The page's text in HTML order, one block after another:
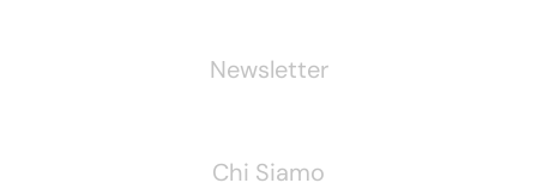
Newsletter
Chi Siamo